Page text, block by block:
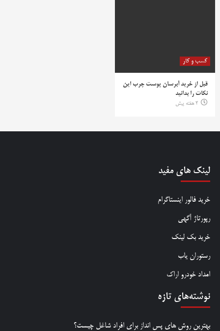
کسب و کار
قبل از خرید آبرسان پوست چرب این
نکات را بدانید
2 هفته پیش
لینک های مفید
خرید فالور اینستاگرام
رپورتاژ آگهی
خرید بک لینک
رستوران یاب
امداد خودرو اراک
نوشته‌های تازه
بهترین روش‌ های پس‌ انداز برای افراد شاغل چیست؟